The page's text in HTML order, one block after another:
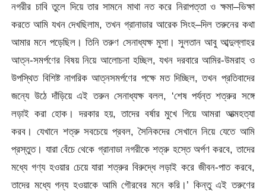
নগরীর চাবি তুলে দিয়ে তার সামনে মাথা নত করে নিরাপত্তা ও ক্ষমা–ভিক্ষা
করতে আমি যখন দেখছিলাম, তখন গ্রানাডার আরেক সিংহ–দিল তরুনের কথা
আমার মনে পড়েছিল। তিনি তরুণ সেনাধ্যক্ষ মুসা। সুলতান আবু আব্দুল্লাহর
আত্ন-সমর্পণের বিষয় নিয়ে আলোচনা হচ্ছিল, যখন দরবারে আমির-উমরাহ ও
উপস্থিত বিশিষ্ট নাগরিক আত্নসমর্পণের পক্ষে মত দিচ্ছিল, তখন প্রতিবাদের
জন্যে উঠে দাঁড়িয়ে এই তরুন সেনাধ্যক্ষ বলল, ‘শেষ পর্যন্ত শত্রুর সঙ্গে
লড়াই করা হোক। দরকার হয়, তাদের বর্ষার মুখে গিয়ে আমরা আত্মহত্যা
করব। যেখানে শত্রু সবচেয়ে প্রবল, সৈনিকদের সেখানে নিয়ে যেতে আমি
প্রস্তুত। যারা বেঁচে থেকে গ্রানাডা নগরীকে শত্রু হস্তে অর্পণ করবে, তাদের
মধ্যে গণ্য হওয়ার চেয়ে যারা শত্রুর বিরুদ্ধে লড়াই করে জীবন-পাত করবে,
তাদের মধ্যে গন্য হওয়াকে আমি গৌরবের মনে করি।’ কিন্তু এই তরুণের